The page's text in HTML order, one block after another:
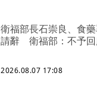
衛福部長石崇良、食
請辭 衛福部：不予
2026.08.07 17:08